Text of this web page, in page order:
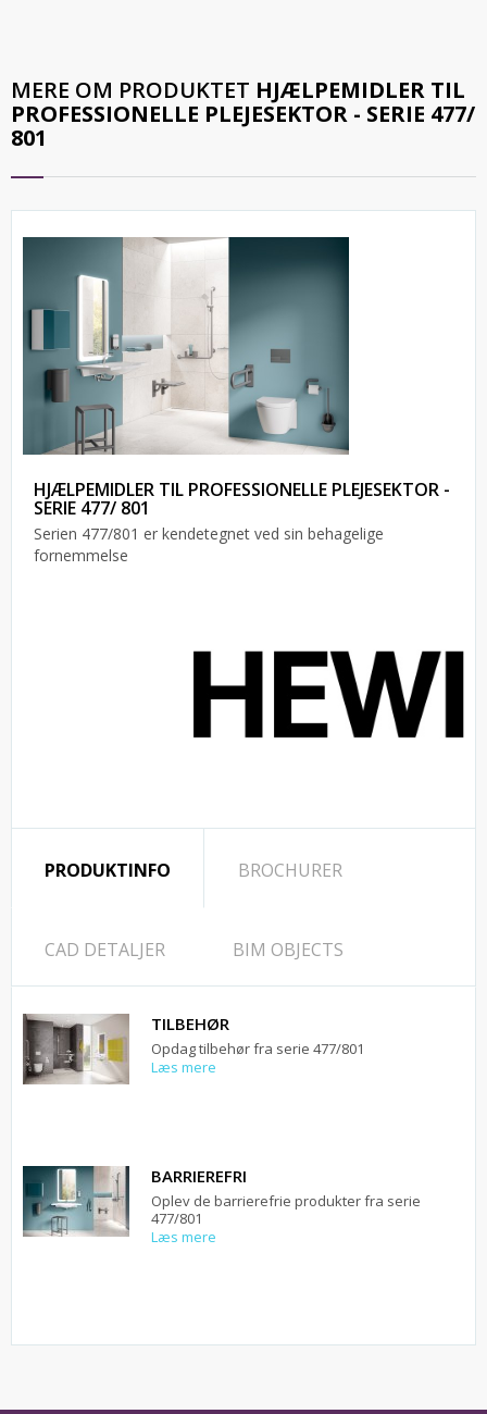
MERE OM PRODUKTET HJÆLPEMIDLER TIL
PROFESSIONELLE PLEJESEKTOR - SERIE 477/
801
HJÆLPEMIDLER TIL PROFESSIONELLE PLEJESEKTOR -
SERIE 477/ 801
Serien 477/801 er kendetegnet ved sin behagelige
fornemmelse
PRODUKTINFO BROCHURER
CAD DETALJER BIM OBJECTS
TILBEHØR
Opdag tilbehør fra serie 477/801
Læs mere
BARRIEREFRI
Oplev de barrierefrie produkter fra serie
477/801
Læs mere